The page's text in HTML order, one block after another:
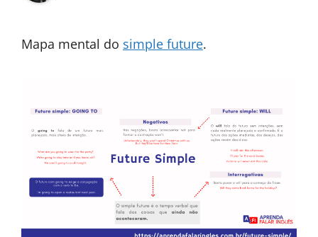
Mapa mental do simple future.